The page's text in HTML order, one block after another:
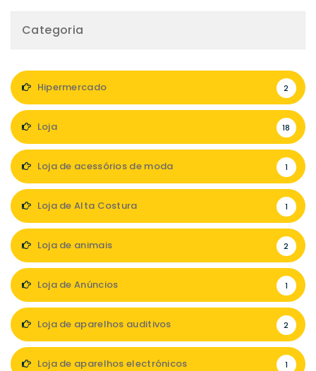
Categoria
Hipermercado 2
Loja 18
Loja de acessórios de moda 1
Loja de Alta Costura 1
Loja de animais 2
Loja de Anúncios 1
Loja de aparelhos auditivos 2
Loja de aparelhos electrónicos 1